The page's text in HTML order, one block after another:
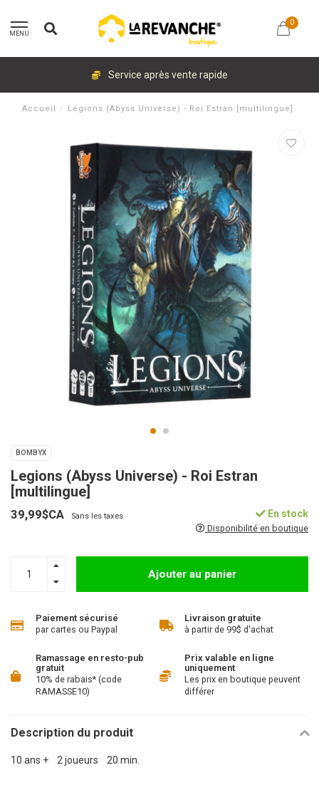
MENU
0
Service après vente rapide
Accueil / Legions (Abyss Universe) - Roi Estran [multilingue]
BOMBYX
Legions (Abyss Universe) - Roi Estran
[multilingue]
39,99$CA Sans les taxes En stock
Disponibilité en boutique
Ajouter au panier
Paiement sécurisé
par cartes ou Paypal
Livraison gratuite
à partir de 99$ d'achat
Ramassage en resto-pub
gratuit
10% de rabais* (code
RAMASSE10)
Prix valable en ligne
uniquement
Les prix en boutique peuvent
différer
Description du produit
10 ans + 2 joueurs 20 min.